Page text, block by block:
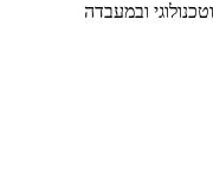
ובמעבדה